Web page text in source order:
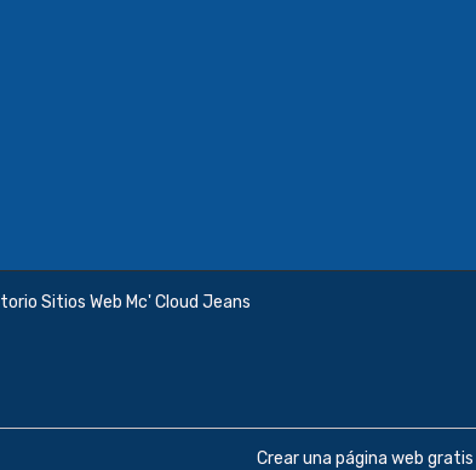
Sitios Web Mc' Cloud Jeans
Crear una página web gratis